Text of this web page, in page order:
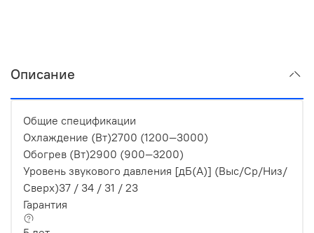
Описание
Общие спецификации
Охлаждение (Вт)2700 (1200—3000)
Обогрев (Вт)2900 (900—3200)
Уровень звукового давления [дБ(А)] (Выс/Ср/Низ/
Сверх)37 / 34 / 31 / 23
Гарантия